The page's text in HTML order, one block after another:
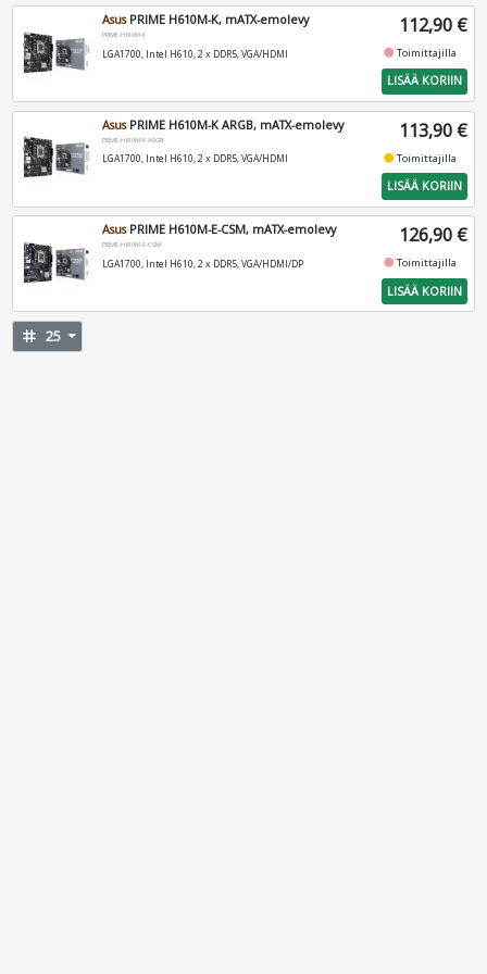
AsusPRIME H610M-K, mATX-emolevy
PRIME-H610M-K
LGA1700, Intel H610, 2 x DDR5, VGA/HDMI
112,90 €
fiber_manual_recordToimittajilla
LISÄÄ KORIIN
AsusPRIME H610M-K ARGB, mATX-emolevy
PRIME-H610M-K-ARGB
LGA1700, Intel H610, 2 x DDR5, VGA/HDMI
113,90 €
fiber_manual_recordToimittajilla
LISÄÄ KORIIN
AsusPRIME H610M-E-CSM, mATX-emolevy
PRIME-H610M-E-CSM
LGA1700, Intel H610, 2 x DDR5, VGA/HDMI/DP
126,90 €
fiber_manual_recordToimittajilla
LISÄÄ KORIIN
tag 25